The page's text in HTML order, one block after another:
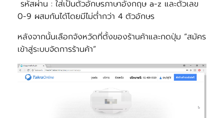
รหัสผ่าน : ใส่เป็นตัวอักษรภาษาอังกฤษ a-z และตัวเลข
0-9 ผสมกันได้โดยมีไม่ต่ำกว่า 4 ตัวอักษร
หลังจากนั้นเลือกจังหวัดที่ตั้งของร้านค้าและกดปุ่ม “สมัคร
เข้าสู่ระบบจัดการร้านค้า”